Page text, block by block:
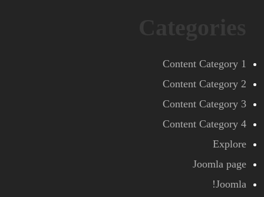
Content Category 1
Content Category 2
Content Category 3
Content Category 4
Explore
Joomla page
Joomla!